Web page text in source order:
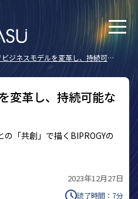
ビジネスモデルを変革し、持続可能
変革し、持続可能な
「共創」で描くBIPROGYの
2023年12月27日
読了時間： 7分